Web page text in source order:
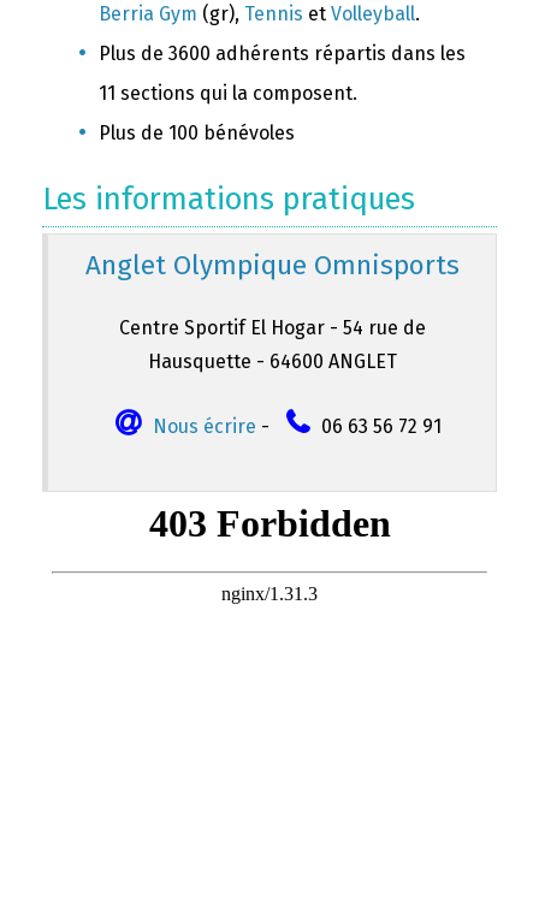
Berria Gym (gr), Tennis et Volleyball.
Plus de 3600 adhérents répartis dans les
11 sections qui la composent.
Plus de 100 bénévoles
Les informations pratiques
Anglet Olympique Omnisports
Centre Sportif El Hogar - 54 rue de
Hausquette - 64600 ANGLET
Nous écrire - 06 63 56 72 91